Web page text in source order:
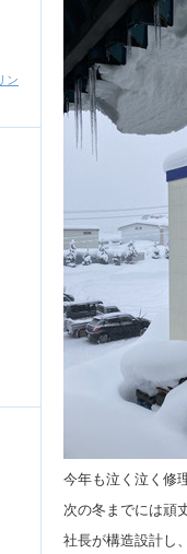
ン
今年も泣く泣く修
次の冬までには頑
社長が構造設計し、